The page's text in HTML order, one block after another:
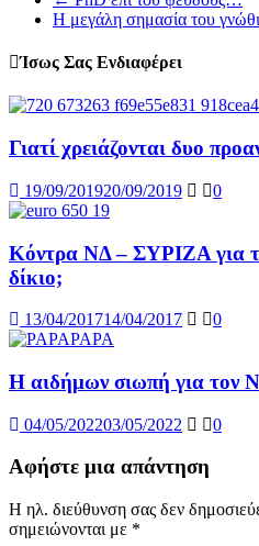
Η μεγάλη σημασία του
Ίσως Σας Ενδιαφέρει
Γιατί χρειάζονται δυο
19/09/201920/09/2019 0
Κόντρα ΝΔ – ΣΥΡΙΖΑ για
δίκιο;
13/04/201714/04/2017 0
Η αιδήμων σιωπή για τον
04/05/202203/05/2022 0
Αφήστε μια απάντηση
Η ηλ. διεύθυνση σας δεν
σημειώνονται με *